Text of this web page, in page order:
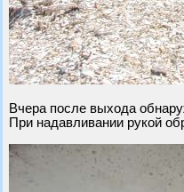
Вчера после выхода
При надавливании рукой